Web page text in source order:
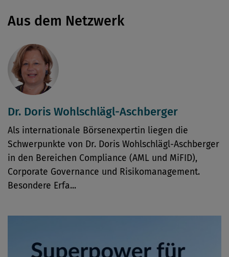
Aus dem Netzwerk
Dr. Doris Wohlschlägl-Aschberger
Als internationale Börsenexpertin liegen die
Schwerpunkte von Dr. Doris Wohlschlägl-Aschberger
in den Bereichen Compliance (AML und MiFID),
Corporate Governance und Risikomanagement.
Besondere Erfa...